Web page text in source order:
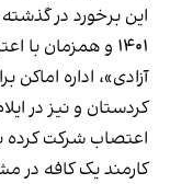
این برخورد در
۱۴۰۱ و همزمان
آزادی»، اداره
کردستان و نیز در
اعتصاب شرکت کرده
کارمند یک کافه در